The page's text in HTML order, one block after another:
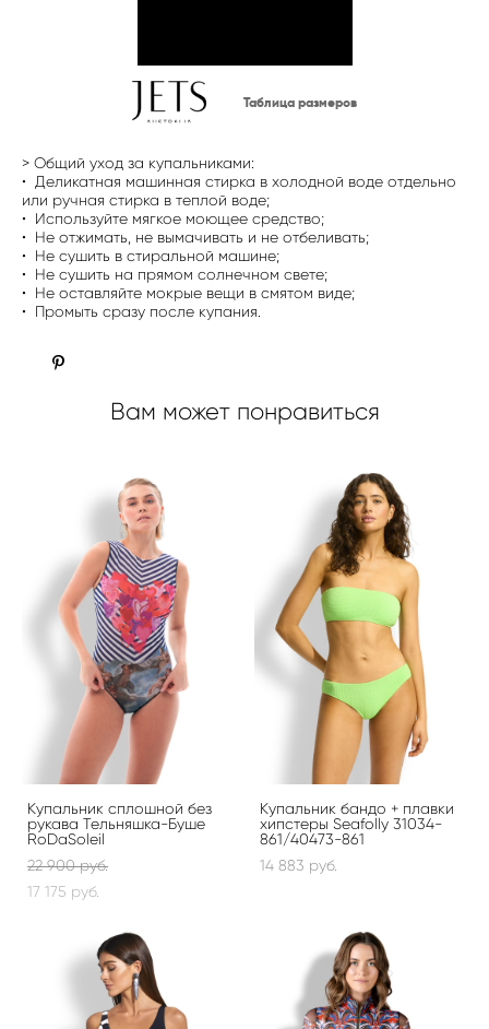
Таблица размеров
> Общий уход за купальниками:
• Деликатная машинная стирка в холодной воде отдельно
или ручная стирка в теплой воде;
• Используйте мягкое моющее средство;
• Не отжимать, не вымачивать и не отбеливать;
• Не сушить в стиральной машине;
• Не сушить на прямом солнечном свете;
• Не оставляйте мокрые вещи в смятом виде;
• Промыть сразу после купания.
Вам может понравиться
Купальник сплошной без
рукава Тельняшка-Буше
RoDaSoleil
22 900 pуб.
17 175 pуб.
Купальник бандо + плавки
хипстеры Seafolly 31034-
861/40473-861
14 883 pуб.